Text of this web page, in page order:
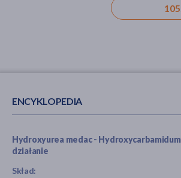
ENCYKLOPEDIA
Hydroxyurea medac -
działanie
Skład: